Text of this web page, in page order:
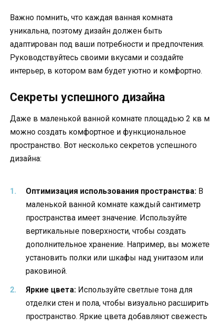
Важно помнить, что каждая ванная комната
уникальна, поэтому дизайн должен быть
адаптирован под ваши потребности и предпочтения.
Руководствуйтесь своими вкусами и создайте
интерьер, в котором вам будет уютно и комфортно.
Секреты успешного дизайна
Даже в маленькой ванной комнате площадью 2 кв м
можно создать комфортное и функциональное
пространство. Вот несколько секретов успешного
дизайна:
Оптимизация использования пространства: В
маленькой ванной комнате каждый сантиметр
пространства имеет значение. Используйте
вертикальные поверхности, чтобы создать
дополнительное хранение. Например, вы можете
установить полки или шкафы над унитазом или
раковиной.
Яркие цвета: Используйте светлые тона для
отделки стен и пола, чтобы визуально расширить
пространство. Яркие цвета добавляют свежесть